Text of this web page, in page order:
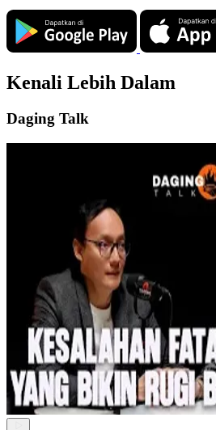
Kenali Lebih Dalam
Daging Talk